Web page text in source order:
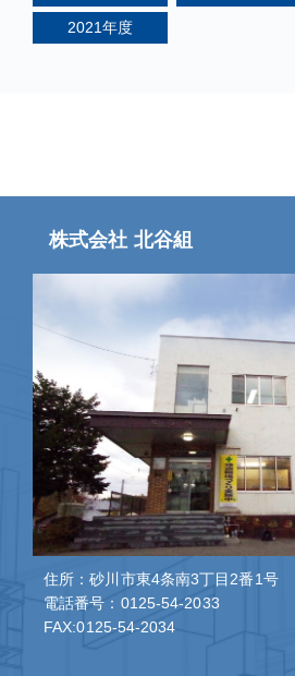
2021年度
株式会社 北谷組
住所：砂川市東4条南3丁目2番1号
電話番号：0125-54-2033
FAX:0125-54-2034